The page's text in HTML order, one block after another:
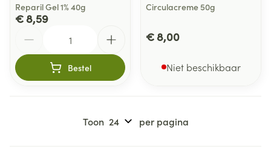
Reparil Gel 1% 40g
€ 8,59
Bestel
Circulacreme 50g
€ 8,00
Niet beschikbaar
Toon per pagina